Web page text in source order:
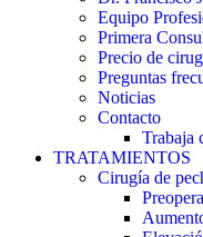
Equipo
Primera
Precio de
Preguntas
Noticias
Contacto
Trabaja
TRATAMIENTOS
Cirugía de